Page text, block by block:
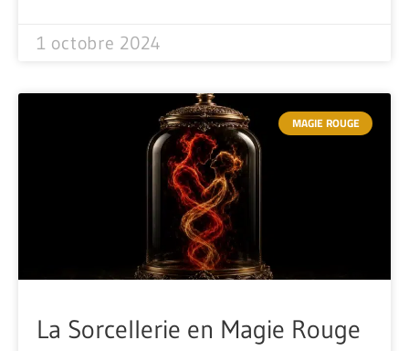
1 octobre 2024
MAGIE ROUGE
La Sorcellerie en Magie Rouge